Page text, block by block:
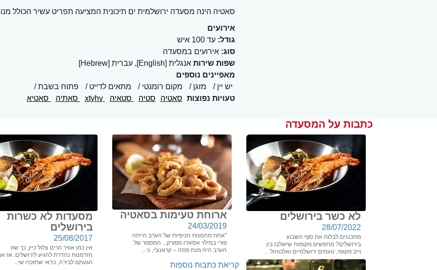
סאטיה הינה מסעדה ירושלמית ים תיכונית המציעה תפריט עשיר הכולל
אירועים
גודל:עד 100 איש
סוג:אירועים במסעדה
שפות שירות אנגלית [English], עברית [Hebrew]
מאפיינים נוספים
יש יין
מזגן מקום רומנטי מתאים לדייט
פתוח בשבת
טעויות נפוצות סאטיה סטיה סטאיה xtyhv סאתיה סאטיא
כתבות על המסעדה
לא כשר בירושלים
28/07/2022
מתכננים לבלות את סוף השבוע
בירושלים? מחפשים מקומות שישלבו בין
וייב מקומי, טעמים ירושלמיים ואלכוהול ...
ארוחת טעימות בסאטיה
24/03/2019
"אחת מהמנות הכיפיות של הערב הייתה
פורי במילוי אסאדו מפורק... המסמר של
הערב היה מנת פסה – קראנצ'י, ני...
מסעדות לא כשרות
בירושלים
25/08/2017
אין כמו אוויר הרים צלול כיין, כך שזו
הזדמנות נהדרת להגיע לירושלים. אז
הגעתם לבירה, כדאי שתזכרו שי...
קריאת כתבות נוספות